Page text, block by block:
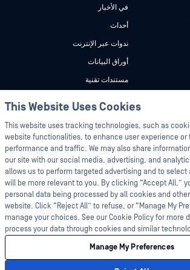
في الأخبار
أحداث
ندوات عبر الإنترنت
أوراق البيانات
مستندات تقنية
©2026 OPSWAT . جميع الحقوق محفوظة. OPSWAT و MetaDefender و Metascan و
MetaAccess OPSWAT و Trust no File. Trust No Device. و OPSWAT و Protecting the
World's Critical Infrastructure و Deep CDR™ Technology و InQuest وشعار InQuest و
DFI و RetroHunt و Deep File Inspection و Join the Hunt هي علامات تجارية مملوكة
إدارة تفضيلات ملفات تعريف الارتباط
خيارات
This Website Uses Cookies
This website uses tracking technologies, such as
website functionalities, to enhance user experience or
performance and traffic. We may also share
our site with our social media, advertising, and
allows us to perform targeted advertising and to
will be more relevant to you. By clicking “Accept All,”
personal data being processed by all cookies and
website. Click “Reject All” to refuse, or “Manage My
manage your choices. See our Cookie Policy for more
process your data through cookies and similar
Manage My Preferences
Hey there!
I'm Ozzy, your OPSWAT virtual assistant.
How can I help you secure what's critical
today?